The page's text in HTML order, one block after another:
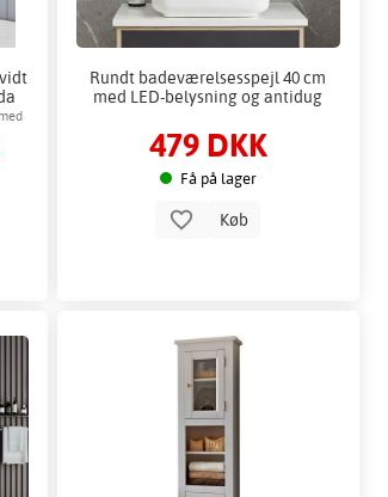
Rundt badeværelsesspejl 40 cm
med LED-belysning og antidug
479 DKK
Få på lager
Køb